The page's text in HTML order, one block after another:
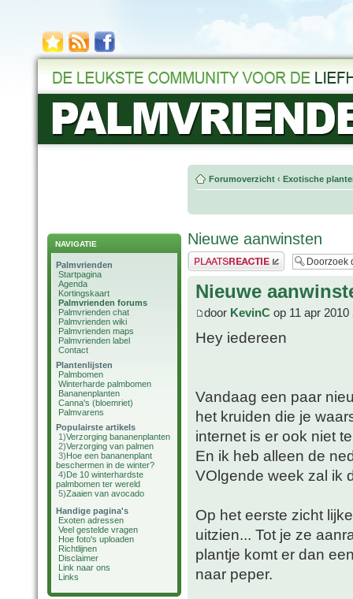
NAVIGATIE
Palmvrienden
Startpagina
Agenda
Kortingskaart
Palmvrienden forums
Palmvrienden chat
Palmvrienden wiki
Palmvrienden maps
Palmvrienden label
Contact
Plantenlijsten
Palmbomen
Winterharde palmbomen
Bananenplanten
Canna's (bloemriet)
Palmvarens
Populairste artikels
1)Verzorging bananenplanten
2)Verzorging van palmen
3)Hoe een bananenplant
beschermen in de winter?
4)De 10 winterhardste
palmbomen ter wereld
5)Zaaien van avocado
Handige pagina's
Exoten adressen
Veel gestelde vragen
Hoe foto's uploaden
Richtlijnen
Disclaimer
Link naar ons
Links
Forumoverzicht ‹ Exotische
Nieuwe aanwinsten
Plaats een reactie
Nieuwe
door KevinC op 11 apr 2010
Hey iedereen
Vandaag een paar
het kruiden die je
internet is er ook niet
En ik heb alleen de
VOlgende week zal ik
Op het eerste zicht
uitzien... Tot je ze
plantje komt er dan
naar peper.